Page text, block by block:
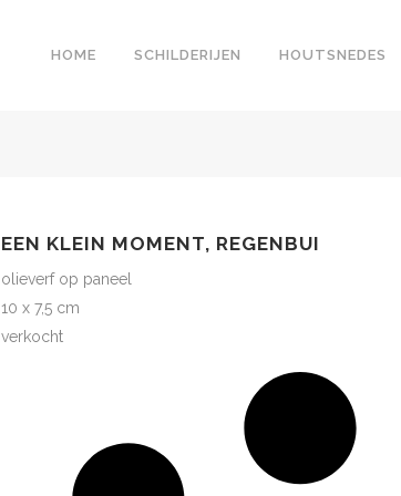
HOME SCHILDERIJEN HOUTSNEDES
EEN KLEIN MOMENT, REGENBUI
olieverf op paneel
10 x 7,5 cm
verkocht